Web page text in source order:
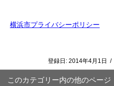
横浜市プライバシーポリシー
登録日: 2014年4月1日 /
このカテゴリー内の他のページ